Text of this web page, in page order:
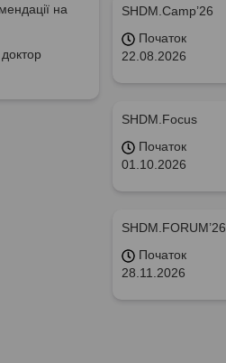
на
, доктор
SHDM.Camp’26
Початок
22.08.2026
SHDM.Focus
Початок
01.10.2026
SHDM.FORUM’26
Початок
28.11.2026